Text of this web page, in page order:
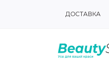
ДОСТАВКА